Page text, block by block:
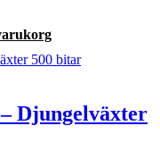
Djungelväxter